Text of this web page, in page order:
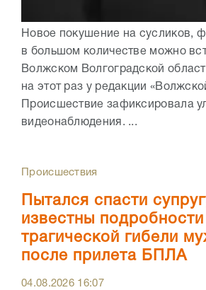
Новое покушение на сусликов,
в большом количестве можно
Волжском Волгоградской
на этот раз у редакции
Происшествие зафиксировала
видеонаблюдения. ...
Происшествия
Пытался спасти
известны подробности
трагической гибели
после прилета БПЛА
04.08.2026 16:07